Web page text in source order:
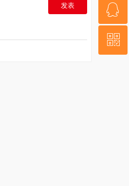
发表 15159248067
ꁗ
QQ客服
ꀥ